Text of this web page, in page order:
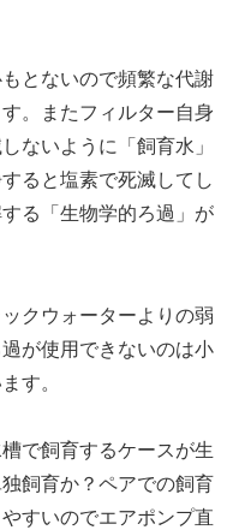
とないので頻繁な代謝
。またフィルター自身
ないように「飼育水」
ると塩素で死滅してし
る「生物学的ろ過」が
クウォーターよりの弱
が使用できないのは小
す。
で飼育するケースが生
飼育か？ペアでの飼育
すいのでエアポンプ直